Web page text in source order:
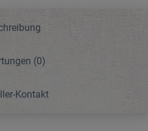
(0)
Kontakt